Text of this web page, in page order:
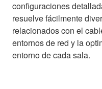
configuraciones
resuelve fácilmente
relacionados con el
entornos de red y la
entorno de cada sala.